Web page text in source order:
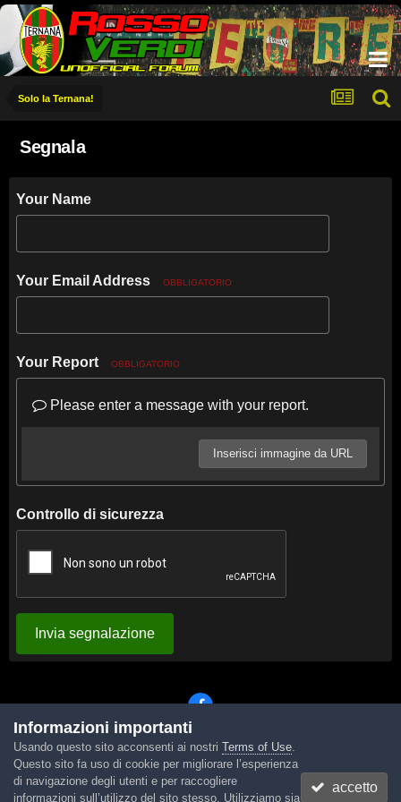
Solo la Ternana!
Segnala
Your Name
Your Email Address OBBLIGATORIO
Your Report OBBLIGATORIO
Please enter a message with your report.
Inserisci immagine da URL
Controllo di sicurezza
Invia segnalazione
Lingua Tema Contattaci Cookies
Powered by Invision Community
Informazioni importanti
Usando questo sito acconsenti ai nostri Terms of Use.
Questo sito fa uso di cookie per migliorare l’esperienza
di navigazione degli utenti e per raccogliere
informazioni sull’utilizzo del sito stesso. Utilizziamo sia
accetto